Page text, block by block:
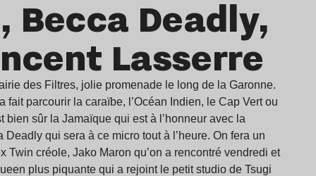
Becca Deadly,
Lasserre
des Filtres, jolie promenade le long de la Garonne.
parcourir la caraïbe, l’Océan Indien, le Cap Vert ou
bien sûr la Jamaïque qui est à l’honneur avec la
qui sera à ce micro tout à l’heure. On fera un
créole, Jako Maron qu’on a rencontré vendredi et
plus piquante qui a rejoint le petit studio de Tsugi